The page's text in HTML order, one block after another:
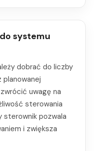
systemu
dobrać do liczby
planowanej
uwagę na
sterowania
sterownik pozwala
i zwiększa